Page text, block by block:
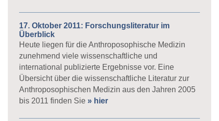
17. Oktober 2011: Forschungsliteratur im
Überblick
Heute liegen für die Anthroposophische Medizin
zunehmend viele wissenschaftliche und
international publizierte Ergebnisse vor. Eine
Übersicht über die wissenschaftliche Literatur zur
Anthroposophischen Medizin aus den Jahren 2005
bis 2011 finden Sie » hier